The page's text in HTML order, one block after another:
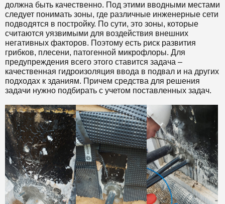
должна быть качественно. Под этими вводными местами
следует понимать зоны, где различные инженерные сети
подводятся в постройку. По сути, это зоны, которые
считаются уязвимыми для воздействия внешних
негативных факторов. Поэтому есть риск развития
грибков, плесени, патогенной микрофлоры. Для
предупреждения всего этого ставится задача –
качественная гидроизоляция ввода в подвал и на других
подходах к зданиям. Причем средства для решения
задачи нужно подбирать с учетом поставленных задач.